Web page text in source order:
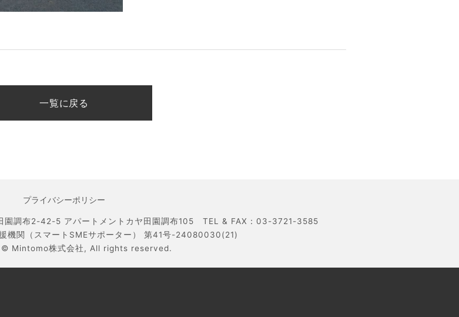
一覧に戻る
プライバシーポリシー
調布2-42-5 アパートメントカヤ田園調布105 TEL & FAX：03-3721-3585
機関（スマートSMEサポーター） 第41号-24080030(21)
© Mintomo株式会社, All rights reserved.